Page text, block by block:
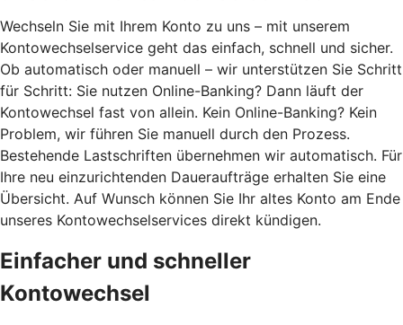
Wechseln Sie mit Ihrem Konto zu uns – mit unserem
Kontowechselservice geht das einfach, schnell und sicher.
Ob automatisch oder manuell – wir unterstützen Sie Schritt
für Schritt: Sie nutzen Online-Banking? Dann läuft der
Kontowechsel fast von allein. Kein Online-Banking? Kein
Problem, wir führen Sie manuell durch den Prozess.
Bestehende Lastschriften übernehmen wir automatisch. Für
Ihre neu einzurichtenden Daueraufträge erhalten Sie eine
Übersicht. Auf Wunsch können Sie Ihr altes Konto am Ende
unseres Kontowechselservices direkt kündigen.
Einfacher und schneller
Kontowechsel